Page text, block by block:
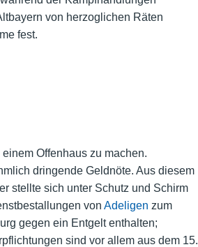
von herzoglichen Räten
fest.
Offenhaus zu machen.
dringende Geldnöte. Aus diesem
stellte sich unter Schutz und Schirm
von Adeligen zum
gegen ein Entgelt enthalten;
sind vor allem aus dem 15.